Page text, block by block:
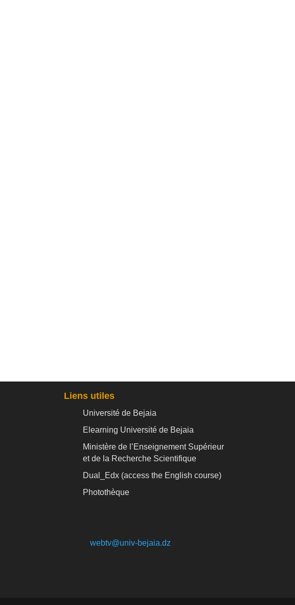
Liens utiles
Université de Bejaia
Elearning Université de Bejaia
Ministère de l’Enseignement Supérieur
et de la Recherche Scientifique
Dual_Edx (access the English course)
Photothèque
webtv@univ-bejaia.dz